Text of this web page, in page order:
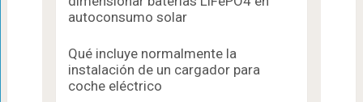
autoconsumo solar
Qué incluye normalmente la
instalación de un cargador para
coche eléctrico